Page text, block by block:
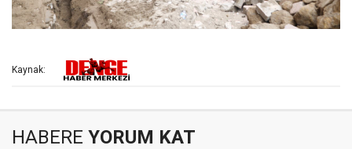
Kaynak:
HABERE YORUM KAT